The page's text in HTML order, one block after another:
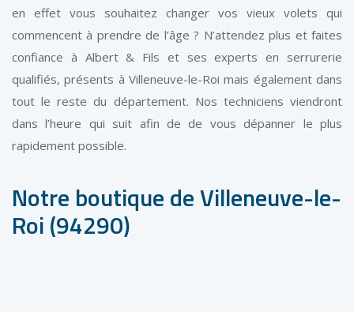
en effet vous souhaitez changer vos vieux volets qui
commencent à prendre de l’âge ? N’attendez plus et faites
confiance à Albert & Fils et ses experts en serrurerie
qualifiés, présents à Villeneuve-le-Roi mais également dans
tout le reste du département. Nos techniciens viendront
dans l’heure qui suit afin de de vous dépanner le plus
rapidement possible.
Notre boutique de Villeneuve-le-
Roi (94290)